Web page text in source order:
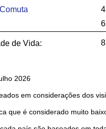
de Vida:
2026
em considerações dos
que é considerado muito